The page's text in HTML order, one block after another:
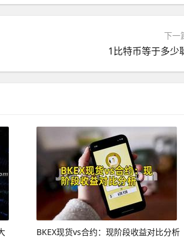
下一
1比特币等于多少
BKEX现货vs合约：现阶段收益对比分析